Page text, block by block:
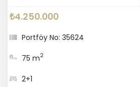
₺4.250.000
Portföy No: 35624
75 m2
2+1